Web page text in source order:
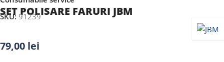
SET POLISARE FARURI JBM
SKU: 91239
79,00 lei